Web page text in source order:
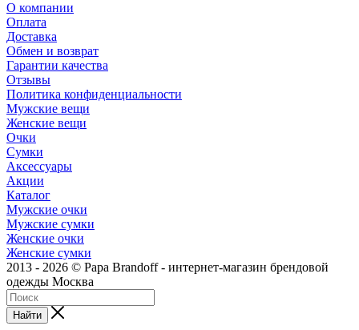
О компании
Оплата
Доставка
Обмен и возврат
Гарантии качества
Отзывы
Политика конфиденциальности
Мужские вещи
Женские вещи
Очки
Сумки
Аксессуары
Акции
Каталог
Мужские очки
Мужские сумки
Женские очки
Женские сумки
2013 - 2026 © Papa Brandoff - интернет-магазин брендовой
одежды Москва
Найти